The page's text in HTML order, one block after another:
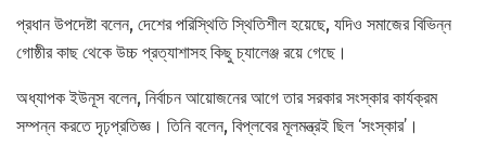
প্রধান উপদেষ্টা বলেন, দেশের পরিস্থিতি স্থিতিশীল হয়েছে, যদিও সমাজের বিভিন্ন
গোষ্ঠীর কাছ থেকে উচ্চ প্রত্যাশাসহ কিছু চ্যালেঞ্জ রয়ে গেছে।
অধ্যাপক ইউনূস বলেন, নির্বাচন আয়োজনের আগে তার সরকার সংস্কার কার্যক্রম
সম্পন্ন করতে দৃঢ়প্রতিজ্ঞ। তিনি বলেন, বিপ্লবের মূলমন্ত্রই ছিল ‘সংস্কার’।